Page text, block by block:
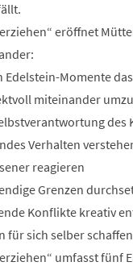
eröffnet
Edelstein-Momente
miteinander
des
Verhalten
reagieren
Grenzen
Konflikte kreativ
für sich selber schaffen
umfasst fünf